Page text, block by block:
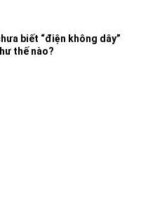
biết “điện không dây”
thế nào?